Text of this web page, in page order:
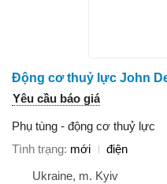
Yêu cầu báo giá
Phụ tùng - động cơ thuỷ lực
Tình trạng mới
điện
Ukraine, m. Kyiv